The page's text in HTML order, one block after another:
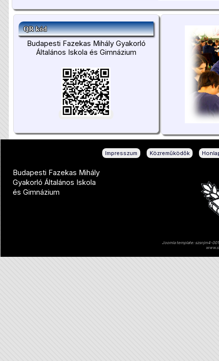
QR kód
Budapesti Fazekas Mihály Gyakorló
Általános Iskola és Gimnázium
Impresszum Közreműködők
Budapesti Fazekas Mihály
Gyakorló Általános Iskola
és Gimnázium
Joomla template: szsnjm4-